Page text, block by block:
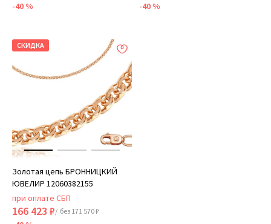
-40 % -40 %
СКИДКА
Золотая цепь БРОННИЦКИЙ
ЮВЕЛИР 12060382155
при оплате СБП
166 423 ₽/ без 171 570 ₽